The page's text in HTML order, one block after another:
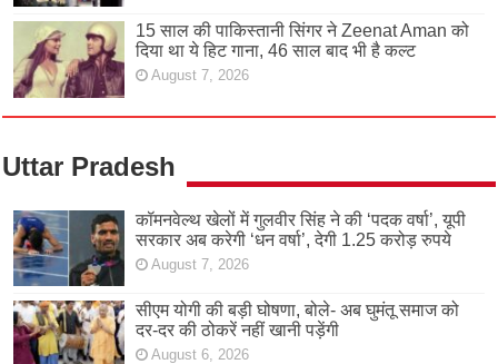
15 साल की पाकिस्तानी सिंगर ने Zeenat Aman को
दिया था ये हिट गाना, 46 साल बाद भी है कल्ट
August 7, 2026
Uttar Pradesh
कॉमनवेल्थ खेलों में गुलवीर सिंह ने की ‘पदक वर्षा’, यूपी
सरकार अब करेगी ‘धन वर्षा’, देगी 1.25 करोड़ रुपये
August 7, 2026
सीएम योगी की बड़ी घोषणा, बोले- अब घुमंतू समाज को
दर-दर की ठोकरें नहीं खानी पड़ेंगी
August 6, 2026